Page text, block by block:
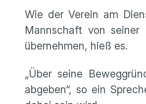
Wie der Verein am
Mannschaft von
übernehmen, hieß es.
„Über seine
abgeben“, so ein